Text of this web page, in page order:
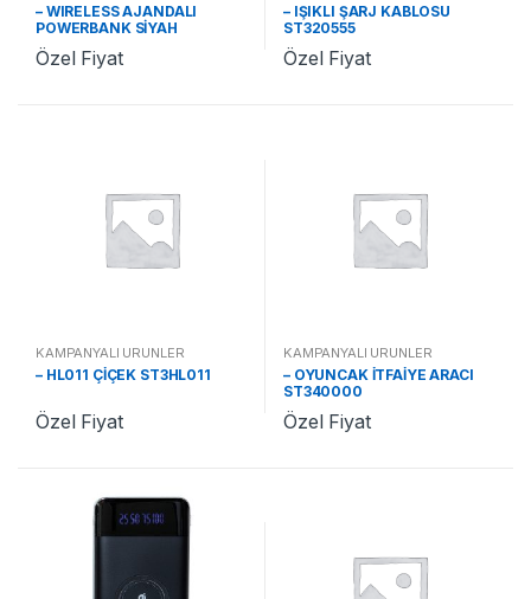
– WIRELESS AJANDALI
POWERBANK SİYAH
ST321310
Özel Fiyat
– IŞIKLI ŞARJ KABLOSU
ST320555
Özel Fiyat
KAMPANYALI ÜRÜNLER
– HL011 ÇİÇEK ST3HL011
Özel Fiyat
KAMPANYALI ÜRÜNLER
– OYUNCAK İTFAİYE ARACI
ST340000
Özel Fiyat